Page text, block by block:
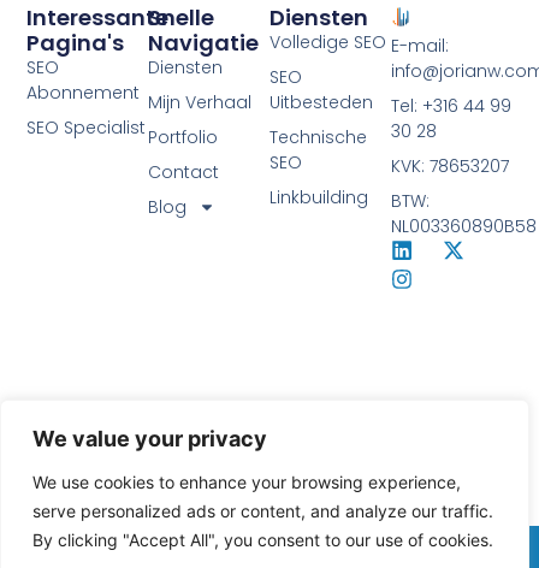
We value your privacy
We use cookies to enhance your browsing experience,
serve personalized ads or content, and analyze our traffic.
By clicking "Accept All", you consent to our use of cookies.
E-mail:
Tel: +316 44 99
30 28
KVK: 78653207
BTW:
NL003360890B58
Diensten
Volledige SEO
SEO
Uitbesteden
Technische
SEO
Linkbuilding
Snelle
Navigatie
Diensten
Mijn Verhaal
Portfolio
Contact
Blog
Interessante
Pagina's
SEO
Abonnement
SEO Specialist
© 2026 JorianW | SEO Specialist